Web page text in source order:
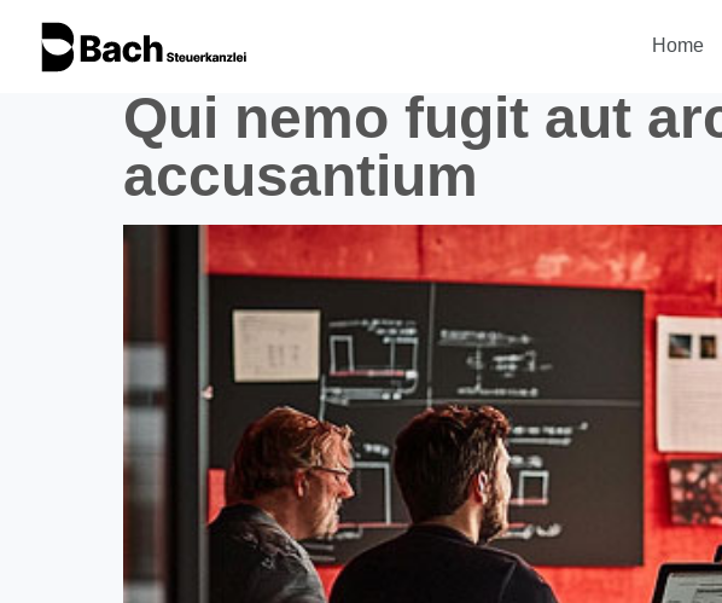
Home
Qui nemo fugit aut
accusantium